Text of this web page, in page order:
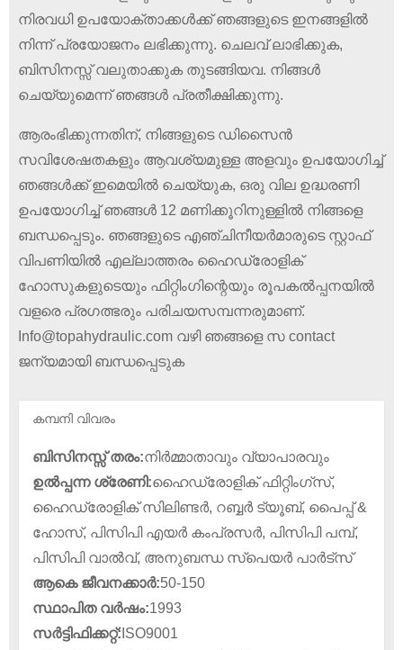
നിരവധി ഉപയോക്താക്കൾക്ക് ഞങ്ങളുടെ ഇനങ്ങളിൽ
നിന്ന് പ്രയോജനം ലഭിക്കുന്നു. ചെലവ് ലാഭിക്കുക,
ബിസിനസ്സ് വലുതാക്കുക തുടങ്ങിയവ. നിങ്ങൾ
ചെയ്യുമെന്ന് ഞങ്ങൾ പ്രതീക്ഷിക്കുന്നു.
ആരംഭിക്കുന്നതിന്, നിങ്ങളുടെ ഡിസൈൻ
സവിശേഷതകളും ആവശ്യമുള്ള അളവും ഉപയോഗിച്ച്
ഞങ്ങൾക്ക് ഇമെയിൽ ചെയ്യുക, ഒരു വില ഉദ്ധരണി
ഉപയോഗിച്ച് ഞങ്ങൾ 12 മണിക്കൂറിനുള്ളിൽ നിങ്ങളെ
ബന്ധപ്പെടും. ഞങ്ങളുടെ എഞ്ചിനീയർമാരുടെ സ്റ്റാഫ്
വിപണിയിൽ എല്ലാത്തരം ഹൈഡ്രോളിക്
ഹോസുകളുടെയും ഫിറ്റിംഗിന്റെയും രൂപകൽപ്പനയിൽ
വളരെ പ്രഗത്ഭരും പരിചയസമ്പന്നരുമാണ്.
Info@topahydraulic.com വഴി ഞങ്ങളെ സ contact
ജന്യമായി ബന്ധപ്പെടുക
കമ്പനി വിവരം
ബിസിനസ്സ് തരം:നിർമ്മാതാവും വ്യാപാരവും
ഉൽപ്പന്ന ശ്രേണി:ഹൈഡ്രോളിക് ഫിറ്റിംഗ്സ്,
ഹൈഡ്രോളിക് സിലിണ്ടർ, റബ്ബർ ട്യൂബ്, പൈപ്പ് &
ഹോസ്, പിസിപി എയർ കംപ്രസർ, പിസിപി പമ്പ്,
പിസിപി വാൽവ്, അനുബന്ധ സ്പെയർ പാർട്സ്
ആകെ ജീവനക്കാർ:50-150
സ്ഥാപിത വർഷം:1993
സർ‌ട്ടിഫിക്കറ്റ്: ISO9001